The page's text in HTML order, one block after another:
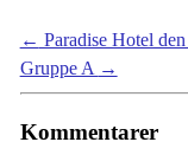
← Paradise Hotel
Gruppe A →
Kommentarer